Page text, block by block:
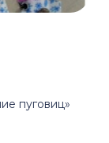
пуговиц»